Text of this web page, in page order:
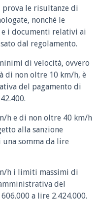
le risultanze di
nonché le
i documenti relativi ai
dal regolamento.
di velocità, ovvero
di non oltre 10 km/h, è
del pagamento di
h e di non oltre 40 km/h
alla sanzione
somma da lire
h i limiti massimi di
del
a lire 2.424.000.